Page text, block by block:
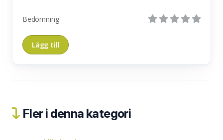
Bedömning
Fler i denna kategori